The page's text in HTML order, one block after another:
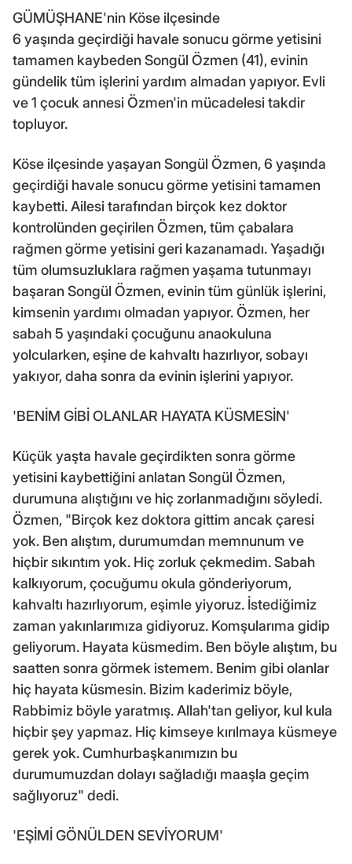
GÜMÜŞHANE'nin Köse ilçesinde
6 yaşında geçirdiği havale sonucu görme yetisini
tamamen kaybeden Songül Özmen (41), evinin
gündelik tüm işlerini yardım almadan yapıyor. Evli
ve 1 çocuk annesi Özmen'in mücadelesi takdir
topluyor.
Köse ilçesinde yaşayan Songül Özmen, 6 yaşında
geçirdiği havale sonucu görme yetisini tamamen
kaybetti. Ailesi tarafından birçok kez doktor
kontrolünden geçirilen Özmen, tüm çabalara
rağmen görme yetisini geri kazanamadı. Yaşadığı
tüm olumsuzluklara rağmen yaşama tutunmayı
başaran Songül Özmen, evinin tüm günlük işlerini,
kimsenin yardımı olmadan yapıyor. Özmen, her
sabah 5 yaşındaki çocuğunu anaokuluna
yolcularken, eşine de kahvaltı hazırlıyor, sobayı
yakıyor, daha sonra da evinin işlerini yapıyor.
'BENİM GİBİ OLANLAR HAYATA KÜSMESİN'
Küçük yaşta havale geçirdikten sonra görme
yetisini kaybettiğini anlatan Songül Özmen,
durumuna alıştığını ve hiç zorlanmadığını söyledi.
Özmen, "Birçok kez doktora gittim ancak çaresi
yok. Ben alıştım, durumumdan memnunum ve
hiçbir sıkıntım yok. Hiç zorluk çekmedim. Sabah
kalkıyorum, çocuğumu okula gönderiyorum,
kahvaltı hazırlıyorum, eşimle yiyoruz. İstediğimiz
zaman yakınlarımıza gidiyoruz. Komşularıma gidip
geliyorum. Hayata küsmedim. Ben böyle alıştım, bu
saatten sonra görmek istemem. Benim gibi olanlar
hiç hayata küsmesin. Bizim kaderimiz böyle,
Rabbimiz böyle yaratmış. Allah'tan geliyor, kul kula
hiçbir şey yapmaz. Hiç kimseye kırılmaya küsmeye
gerek yok. Cumhurbaşkanımızın bu
durumumuzdan dolayı sağladığı maaşla geçim
sağlıyoruz" dedi.
'EŞİMİ GÖNÜLDEN SEVİYORUM'